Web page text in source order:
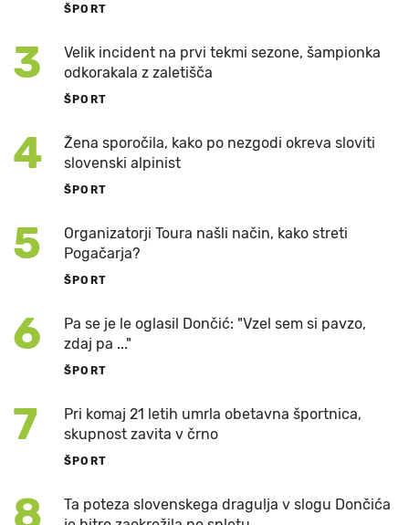
ŠPORT
3
Velik incident na prvi tekmi sezone, šampionka
odkorakala z zaletišča
ŠPORT
4
Žena sporočila, kako po nezgodi okreva sloviti
slovenski alpinist
ŠPORT
5
Organizatorji Toura našli način, kako streti
Pogačarja?
ŠPORT
6
Pa se je le oglasil Dončić: "Vzel sem si pavzo,
zdaj pa ..."
ŠPORT
7
Pri komaj 21 letih umrla obetavna športnica,
skupnost zavita v črno
ŠPORT
Ta poteza slovenskega dragulja v slogu Dončića